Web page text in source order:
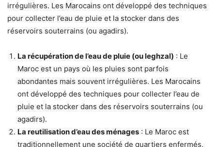
irrégulières. Les Marocains ont développé des techniques
pour collecter l’eau de pluie et la stocker dans des
réservoirs souterrains (ou agadirs).
La récupération de l’eau de pluie (ou leghzal) : Le
Maroc est un pays où les pluies sont parfois
abondantes mais souvent irrégulières. Les Marocains
ont développé des techniques pour collecter l’eau de
pluie et la stocker dans des réservoirs souterrains (ou
agadirs).
La reutilisation d’eau des ménages : Le Maroc est
traditionnellement une société de quartiers enfermés,